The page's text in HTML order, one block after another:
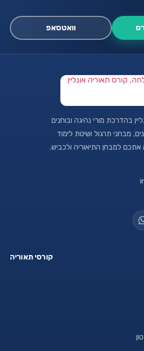
וואטסאפ
בהדרכת מורי נהיגה ובוחנים
מעל 70 סרטונים, מבחני תרגול ושיטת לימוד
למבחן התיאוריה ולכביש.
קורסי תאוריה